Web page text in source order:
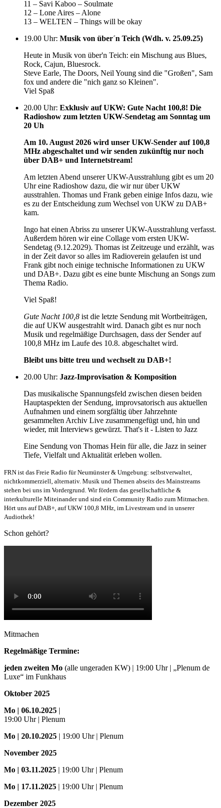
11 – Savi Kaboo – Soulmate
12 – Lone Aires – Alone
13 – WELTEN – Things will be okay
19.00 Uhr: Musik von über´n Teich (Wdh. v. 25.09.25)
Heute in Musik von über'n Teich: ein Mischung aus Blues,
Rock, Cajun, Bluesrock.
Steve Earle, The Doors, Neil Young sind die "Großen", Sam
fox und andere die "nich ganz so Kleinen".
Viel Spaß
20.00 Uhr: Exklusiv auf UKW: Gute Nacht 100,8! Die
Radioshow zum letzten UKW-Sendetag am Sonntag um
20 Uh
Am 10. August 2026 wird unser UKW-Sender auf 100,8
MHz abgeschaltet und wir senden zukünftig nur noch
über DAB+ und Internetstream!
Am letzten Abend unserer UKW-Ausstrahlung gibt es um 20
Uhr eine Radioshow dazu, die wir nur über UKW
ausstrahlen. Thomas und Frank geben einige Infos dazu, wie
es zu der Entscheidung zum Wechsel von UKW zu DAB+
kam.
Ingo hat einen Abriss zu unserer UKW-Ausstrahlung verfasst.
Außerdem hören wir eine Collage vom ersten UKW-
Sendetag (9.12.2029). Thomas ist Zeitzeuge und erzählt, was
in der Zeit davor so alles im Radioverein gelaufen ist und
Frank gibt noch einige technische Informationen zu UKW
und DAB+. Dazu gibt es eine bunte Mischung an Songs zum
Thema Radio.
Viel Spaß!
Gute Nacht 100,8 ist die letzte Sendung mit Wortbeiträgen,
die auf UKW ausgestrahlt wird. Danach gibt es nur noch
Musik und regelmäßige Durchsagen, dass der Sender auf
100,8 MHz im Laufe des 10.8. abgeschaltet wird.
Bleibt uns bitte treu und wechselt zu DAB+!
20.00 Uhr: Jazz-Improvisation & Komposition
Das musikalische Spannungsfeld zwischen diesen beiden
Hauptaspekten der Sendung, improvsatorisch aus aktuellen
Aufnahmen und einem sorgfältig über Jahrzehnte
gesammelten Archiv Live zusammengefügt und, hin und
wieder, mit Interviews gewürzt. That's it - Listen to Jazz
Eine Sendung von Thomas Hein für alle, die Jazz in seiner
Tiefe, Vielfalt und Aktualität erleben wollen.
FRN ist das Freie Radio für Neumünster & Umgebung: selbstverwaltet,
nichtkommerziell, alternativ. Musik und Themen abseits des Mainstreams
stehen bei uns im Vordergrund. Wir fördern das gesellschaftliche &
interkulturelle Miteinander und sind ein Community Radio zum Mitmachen.
Hört uns auf DAB+, auf UKW 100,8 MHz, im Livestream und in unserer
Audiothek!
Schon gehört?
Mitmachen
Regelmäßige Termine:
jeden zweiten Mo (alle ungeraden KW) | 19:00 Uhr | „Plenum de
Luxe“ im Funkhaus
Oktober 2025
Mo | 06.10.2025 |
19:00 Uhr | Plenum
Mo | 20.10.2025 | 19:00 Uhr | Plenum
November 2025
Mo | 03.11.2025 | 19:00 Uhr | Plenum
Mo | 17.11.2025 | 19:00 Uhr | Plenum
Dezember 2025